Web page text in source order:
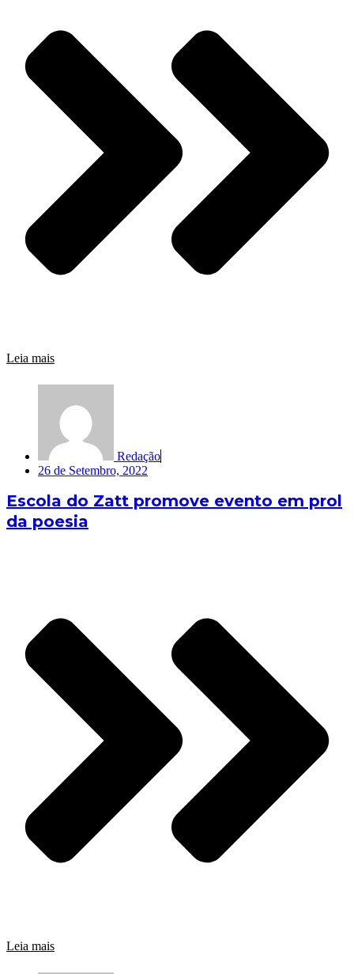
Leia mais
Redação
26 de Setembro, 2022
Escola do Zatt promove evento em prol
da poesia
Leia mais